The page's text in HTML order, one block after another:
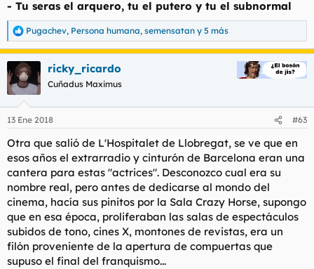
- Tu seras el arquero, tu el putero y tu el subnormal
R
e
a
c
i
e
:
Pugachev, Persona humana, semensatan y 5 más
ricky_ricardo
Cuñadus Maximus
13 Ene 2018 #63
Otra que salió de L'Hospitalet de Llobregat, se ve que en
esos años el extrarradio y cinturón de Barcelona eran una
cantera para estas "actrices". Desconozco cual era su
nombre real, pero antes de dedicarse al mondo del
cinema, hacía sus pinitos por la Sala Crazy Horse, supongo
que en esa época, proliferaban las salas de espectáculos
subidos de tono, cines X, montones de revistas, era un
filón proveniente de la apertura de compuertas que
supuso el final del franquismo...